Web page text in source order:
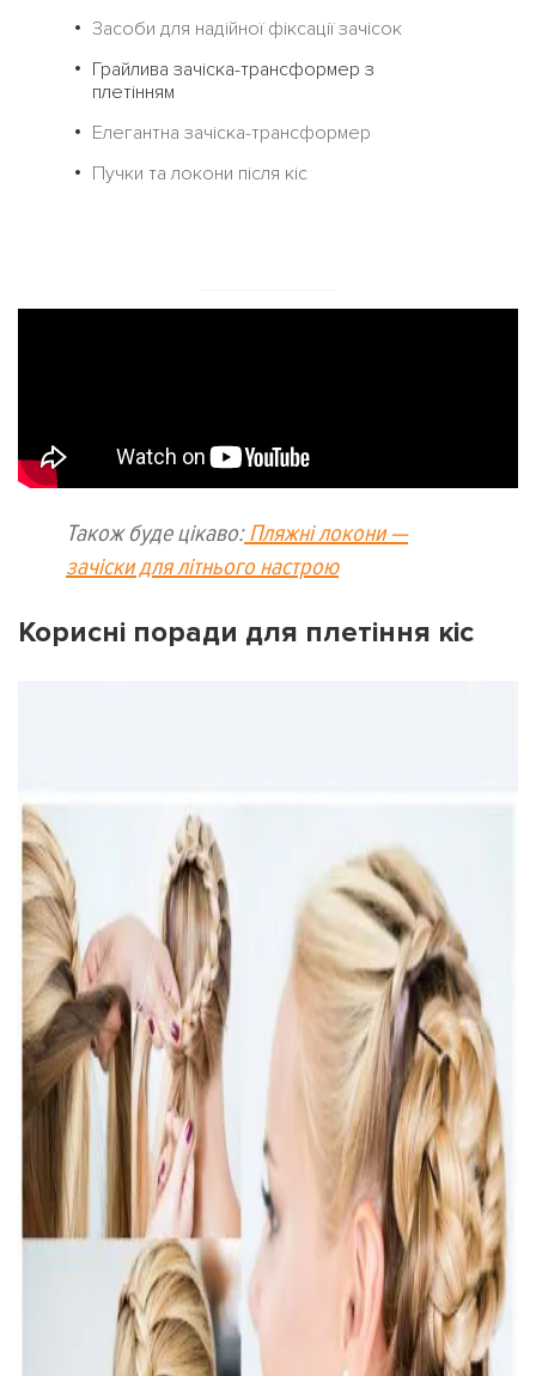
Засоби для надійної фіксації зачісок
Грайлива зачіска-трансформер з
плетінням
Елегантна зачіска-трансформер
Пучки та локони після кіс
Також буде цікаво:Пляжні локони —
зачіски для літнього настрою
Корисні поради для плетіння кіс